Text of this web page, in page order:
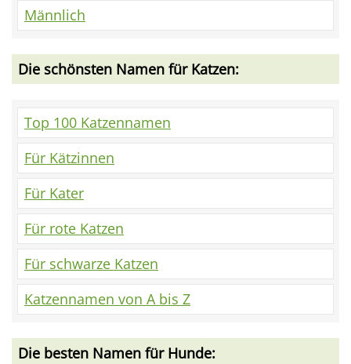
Männlich
Die schönsten Namen für Katzen:
Top 100 Katzennamen
Für Kätzinnen
Für Kater
Für rote Katzen
Für schwarze Katzen
Katzennamen von A bis Z
Die besten Namen für Hunde: